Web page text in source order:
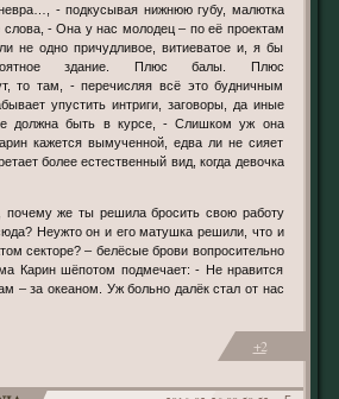
- подкусывая нижнюю губу, малютка
слова, - Она у нас молодец – по её проектам
не одно причудливое, витиеватое и, я бы
здание. Плюс балы. Плюс
то там, - перечисляя всё это будничным
упустить интриги, заговоры, да иные
должна быть в курсе, - Слишком уж она
кажется вымученной, едва ли не сияет
более естественный вид, когда девочка
Неужто он и его матушка решили, что и
секторе? – белёсые брови вопросительно
Карин шёпотом подмечает: - Не нравится
– за океаном. Уж больно далёк стал от нас
+2